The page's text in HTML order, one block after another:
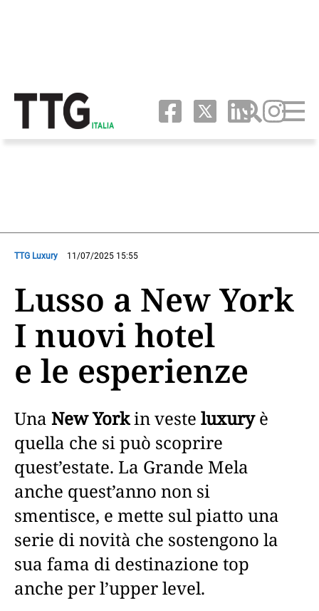
TTG Luxury 11/07/2025 15:55
Lusso a New York
I nuovi hotel
e le esperienze
Una New Yorkin veste luxuryè
quella che si può scoprire
quest’estate. La Grande Mela
anche quest’anno non si
smentisce, e mette sul piatto una
serie di novità che sostengono la
sua fama di destinazione top
anche per l’upper level.